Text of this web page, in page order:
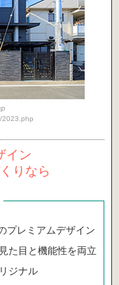
2023.php
イン
りなら
プレミアムデザイン
た目と機能性を両立
ジナル